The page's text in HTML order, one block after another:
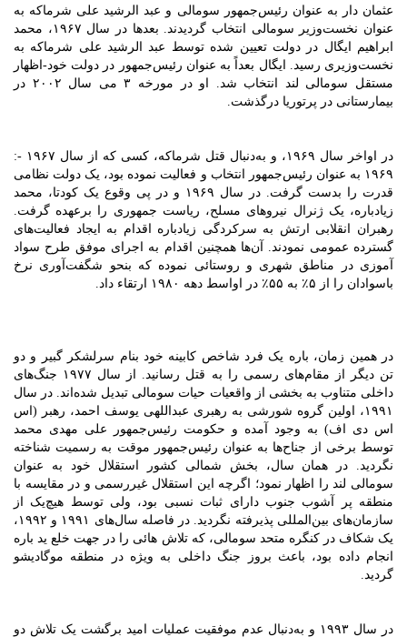
عثمان دار به عنوان رئیس‌جمهور سومالی و عبد الرشید علی شرماکه به
عنوان نخست‌وزیر سومالی انتخاب گردیدند. بعدها در سال ۱۹۶۷، محمد
ابراهیم ایگال در دولت تعیین شده توسط عبد الرشید علی شرماکه به
نخست‌وزیری رسید. ایگال بعداً به عنوان رئیس‌جمهور در دولت خود-اظهار
مستقل سومالی لند انتخاب شد. او در مورخه ۳ می سال ۲۰۰۲ در
بیمارستانی در پرتوریا درگذشت.
در اواخر سال ۱۹۶۹، و به‌دنبال قتل شرماکه، کسی که از سال ۱۹۶۷ -:
۱۹۶۹ به عنوان رئیس‌جمهور انتخاب و فعالیت نموده بود، یک دولت نظامی
قدرت را بدست گرفت. در سال ۱۹۶۹ و در پی وقوع یک کودتا، محمد
زیادباره، یک ژنرال نیروهای مسلح، ریاست جمهوری را برعهده گرفت.
رهبران انقلابی ارتش به سرکردگی زیادباره اقدام به ایجاد فعالیت‌های
گسترده عمومی نمودند. آن‌ها همچنین اقدام به اجرای موفق طرح سواد
آموزی در مناطق شهری و روستائی نموده که بنحو شگفت‌آوری نرخ
باسوادان را از ۵٪ به ۵۵٪ در اواسط دهه ۱۹۸۰ ارتقاء داد.
در همین زمان، باره یک فرد شاخص کابینه خود بنام سرلشکر گبیر و دو
تن دیگر از مقام‌های رسمی را به قتل رسانید. از سال ۱۹۷۷ جنگ‌های
داخلی متناوب به بخشی از واقعیات حیات سومالی تبدیل شده‌اند. در سال
۱۹۹۱، اولین گروه شورشی به رهبری عبداللهی یوسف احمد، رهبر (اس
اس دی اف) به وجود آمده و حکومت رئیس‌جمهور علی مهدی محمد
توسط برخی از جناح‌ها به عنوان رئیس‌جمهور موقت به رسمیت شناخته
نگردید. در همان سال، بخش شمالی کشور استقلال خود به عنوان
سومالی لند را اظهار نمود؛ اگرچه این استقلال غیررسمی و در مقایسه با
منطقه پر آشوب جنوب دارای ثبات نسبی بود، ولی توسط هیچ‌یک از
سازمان‌های بین‌المللی پذیرفته نگردید. در فاصله سال‌های ۱۹۹۱ و ۱۹۹۲،
یک شکاف در کنگره متحد سومالی، که تلاش هائی را در جهت خلع ید باره
انجام داده بود، باعث بروز جنگ داخلی به ویژه در منطقه موگادیشو
گردید.
در سال ۱۹۹۳ و به‌دنبال عدم موفقیت عملیات امید برگشت یک تلاش دو